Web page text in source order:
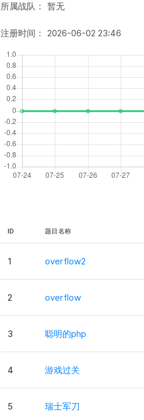
所属战队： 暂无
注册时间： 2026-06-02 23:46
ID 题目名称
1 overflow2
2 overflow
3 聪明的php
4 游戏过关
5 瑞士军刀